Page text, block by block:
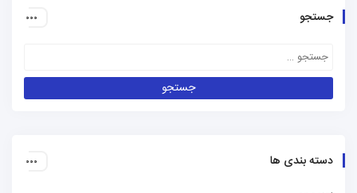
جستجو
دسته بندی ها